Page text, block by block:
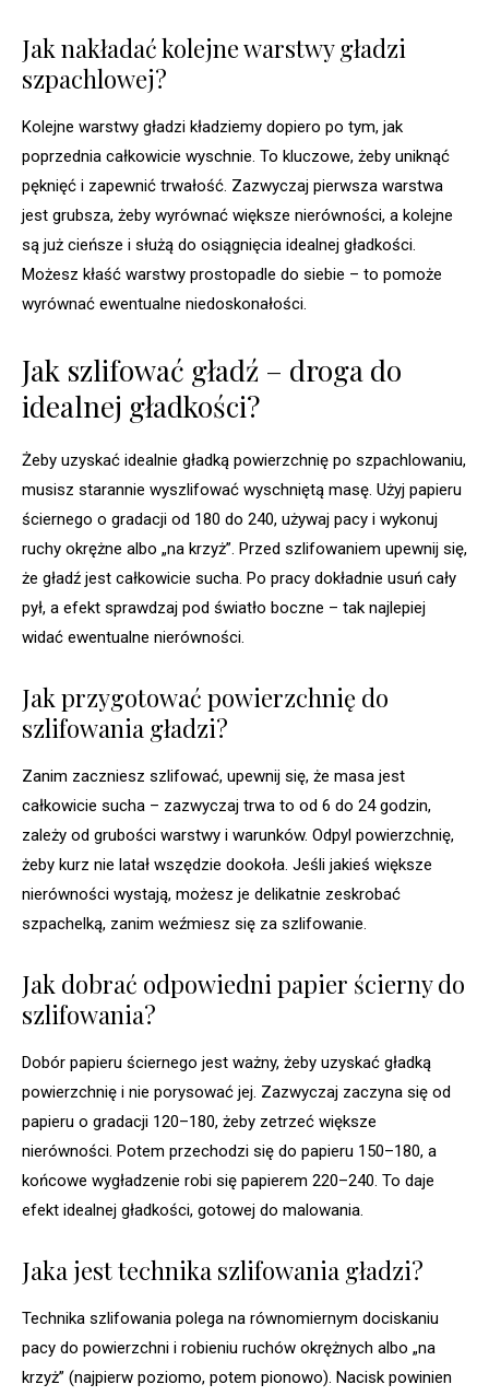
Jak nakładać kolejne warstwy gładzi
szpachlowej?
Kolejne warstwy gładzi kładziemy dopiero po tym, jak
poprzednia całkowicie wyschnie. To kluczowe, żeby uniknąć
pęknięć i zapewnić trwałość. Zazwyczaj pierwsza warstwa
jest grubsza, żeby wyrównać większe nierówności, a kolejne
są już cieńsze i służą do osiągnięcia idealnej gładkości.
Możesz kłaść warstwy prostopadle do siebie – to pomoże
wyrównać ewentualne niedoskonałości.
Jak szlifować gładź – droga do
idealnej gładkości?
Żeby uzyskać idealnie gładką powierzchnię po szpachlowaniu,
musisz starannie wyszlifować wyschniętą masę. Użyj papieru
ściernego o gradacji od 180 do 240, używaj pacy i wykonuj
ruchy okrężne albo „na krzyż”. Przed szlifowaniem upewnij się,
że gładź jest całkowicie sucha. Po pracy dokładnie usuń cały
pył, a efekt sprawdzaj pod światło boczne – tak najlepiej
widać ewentualne nierówności.
Jak przygotować powierzchnię do
szlifowania gładzi?
Zanim zaczniesz szlifować, upewnij się, że masa jest
całkowicie sucha – zazwyczaj trwa to od 6 do 24 godzin,
zależy od grubości warstwy i warunków. Odpyl powierzchnię,
żeby kurz nie latał wszędzie dookoła. Jeśli jakieś większe
nierówności wystają, możesz je delikatnie zeskrobać
szpachelką, zanim weźmiesz się za szlifowanie.
Jak dobrać odpowiedni papier ścierny do
szlifowania?
Dobór papieru ściernego jest ważny, żeby uzyskać gładką
powierzchnię i nie porysować jej. Zazwyczaj zaczyna się od
papieru o gradacji 120–180, żeby zetrzeć większe
nierówności. Potem przechodzi się do papieru 150–180, a
końcowe wygładzenie robi się papierem 220–240. To daje
efekt idealnej gładkości, gotowej do malowania.
Jaka jest technika szlifowania gładzi?
Technika szlifowania polega na równomiernym dociskaniu
pacy do powierzchni i robieniu ruchów okrężnych albo „na
krzyż” (najpierw poziomo, potem pionowo). Nacisk powinien